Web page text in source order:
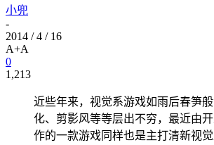
小兜
-
2014 / 4 / 16
A+A
0
1,213
近些年来，视觉系游戏如雨后春笋
化、剪影风等等层出不穷，最近由开
作的一款游戏同样也是主打清新视